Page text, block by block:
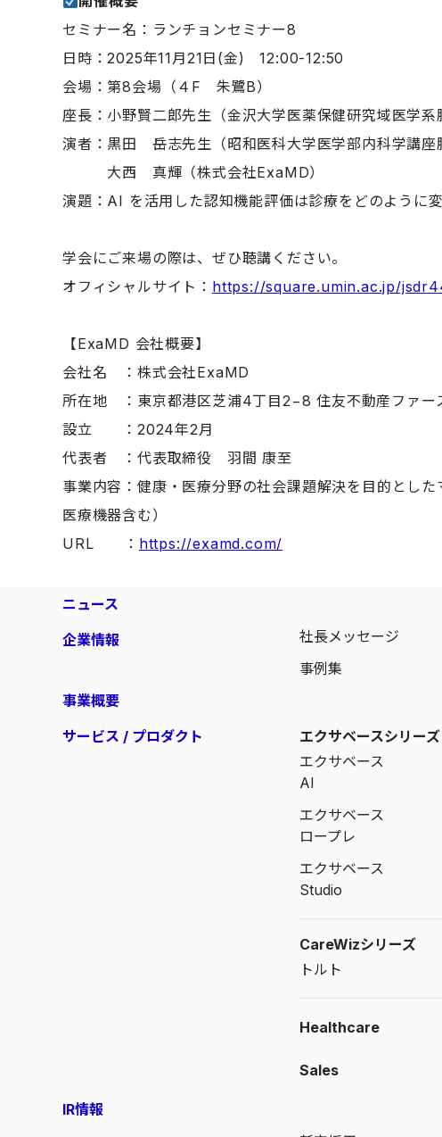
セミナー名：ランチョンセミナー8
日時：2025年11月21日(金) 12:00-12:50
会場：第8会場（４F 朱鷺B）
座長：小野賢二郎先生（金沢大学医薬保健研究域医学系
演者：黒田 岳志先生（昭和医科大学医学部内科学講座
大西 真輝（株式会社ExaMD）
演題：AI を活用した認知機能評価は診療をどのように
学会にご来場の際は、ぜひ聴講ください。
オフィシャルサイト： https://square.umin.ac.jp/
【ExaMD 会社概要】
会社名 ：株式会社ExaMD
所在地 ：東京都港区芝浦4丁目2−8 住友不動産ファー
設立 ：2024年2月
代表者 ：代表取締役 羽間 康至
事業内容：健康・医療分野の社会課題解決を目的とし
医療機器含む）
URL ： https://examd.com/
ニュース
企業情報
社長メッセージ
事例集
事業概要
サービス / プロダクト
エクサベースシリーズ
エクサベース
AI
エクサベース
ロープレ
エクサベース
Studio
CareWizシリーズ
トルト
Healthcare
Sales
IR情報